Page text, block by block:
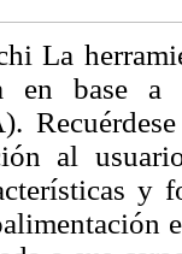
La
en base a
al
y